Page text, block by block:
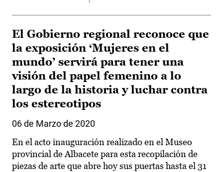
El Gobierno regional reconoce que
la exposición ‘Mujeres en el
mundo’ servirá para tener una
visión del papel femenino a lo
largo de la historia y luchar contra
los estereotipos
06 de Marzo de 2020
En el acto inauguración realizado en el Museo
provincial de Albacete para esta recopilación de
piezas de arte que abre hoy sus puertas hasta el 31